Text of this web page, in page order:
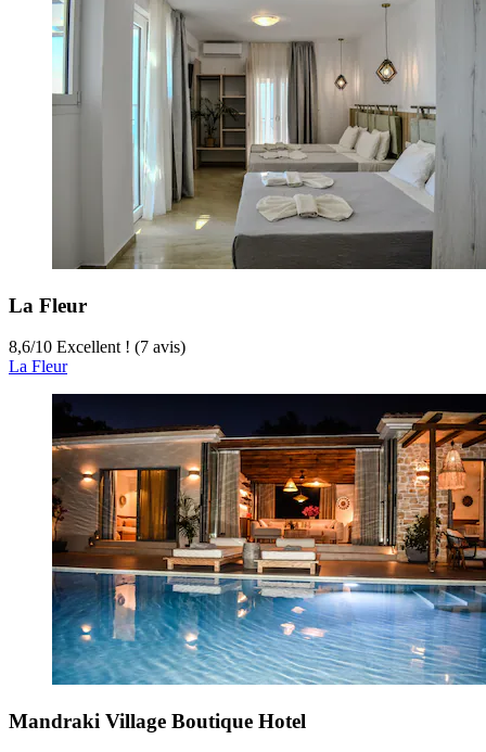
La Fleur
8,6/10 Excellent ! (7 avis)
La Fleur
Mandraki Village Boutique Hotel